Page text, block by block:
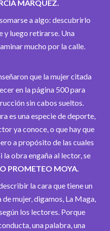
MÁRQUEZ.
a algo: descubrirlo
y luego retirarse. Una
mucho por la calle.
que la mujer citada
en la página 500 para
sin cabos sueltos.
es una especie de deporte,
ya conoce, o que hay que
a propósito de las cuales
la obra engaña al lector, se
PROMETEO MOYA.
la cara que tiene un
mujer, digamos, La Maga,
los lectores. Porque
una palabra, una